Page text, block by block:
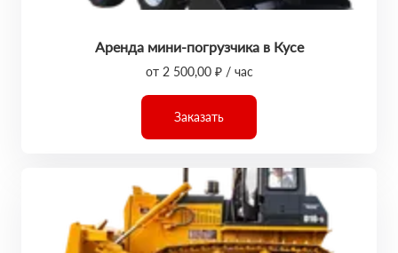
Аренда мини-погрузчика в Кусе
от 2 500,00 ₽ / час
Заказать